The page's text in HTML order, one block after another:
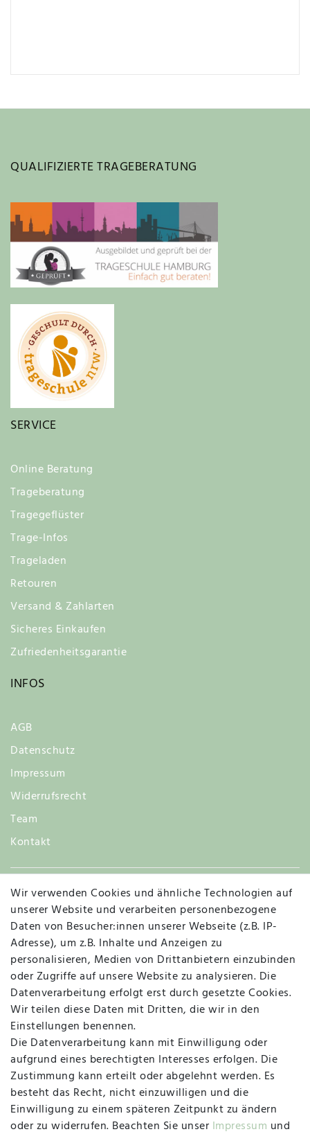
QUALIFIZIERTE TRAGEBERATUNG
SERVICE
Online Beratung
Trageberatung
Tragegeflüster
Trage-Infos
Trageladen
Retouren
Versand & Zahlarten
Sicheres Einkaufen
Zufriedenheitsgarantie
INFOS
AGB
Datenschutz
Impressum
Widerrufsrecht
Team
Kontakt
Widerruf
Vertrag widerrufen Kontakt
MAPALI VOR ORT
Herzogstraße 10
47533 Kleve
Montag, Dienstag, Donnerstag, Freitag
09:00 Uhr bis 13:00 Uhr
Wir verwenden Cookies und ähnliche Technologien auf
unserer Website und verarbeiten personenbezogene
Daten von Besucher:innen unserer Webseite (z.B. IP-
Adresse), um z.B. Inhalte und Anzeigen zu
personalisieren, Medien von Drittanbietern einzubinden
oder Zugriffe auf unsere Website zu analysieren. Die
Datenverarbeitung erfolgt erst durch gesetzte Cookies.
Wir teilen diese Daten mit Dritten, die wir in den
Einstellungen benennen.
Die Datenverarbeitung kann mit Einwilligung oder
aufgrund eines berechtigten Interesses erfolgen. Die
Zustimmung kann erteilt oder abgelehnt werden. Es
besteht das Recht, nicht einzuwilligen und die
Einwilligung zu einem späteren Zeitpunkt zu ändern
oder zu widerrufen. Beachten Sie unser Impressum und